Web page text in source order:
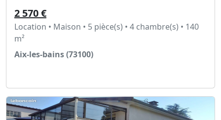
2 570 €
Location • Maison • 5 pièce(s) • 4 chambre(s) • 140
m²
Aix-les-bains (73100)